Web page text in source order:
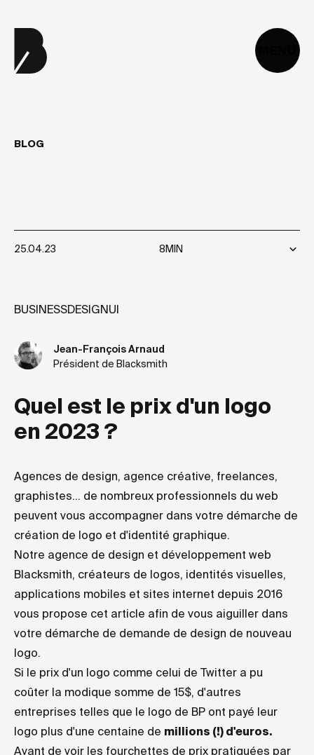
BLOG
25.04.23 8MIN
BUSINESSDESIGNUI
Jean-François Arnaud
Président de Blacksmith
Quel est le prix d'un logo
en 2023 ?
Agences de design, agence créative, freelances,
graphistes... de nombreux professionnels du web
peuvent vous accompagner dans votre démarche de
création de logo et d'identité graphique.
Notre agence de design et développement web
Blacksmith, créateurs de logos, identités visuelles,
applications mobiles et sites internet depuis 2016
vous propose cet article afin de vous aiguiller dans
votre démarche de demande de design de nouveau
logo.
Si le prix d'un logo comme celui de Twitter a pu
coûter la modique somme de 15$, d'autres
entreprises telles que le logo de BP ont payé leur
logo plus d'une centaine de millions (!) d'euros.
Avant de voir les fourchettes de prix pratiquées par